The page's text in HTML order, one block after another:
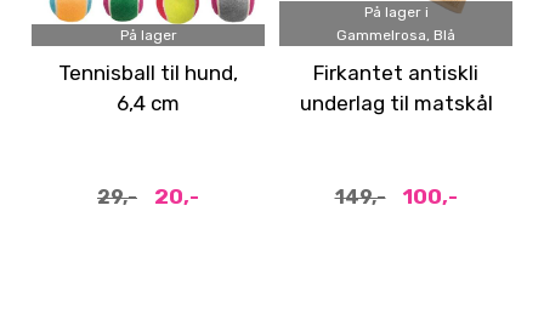
På lager
Tennisball til hund,
6,4 cm
29,- 20,-
På lager i
Gammelrosa, Blå
Firkantet antiskli
underlag til matskål
149,- 100,-